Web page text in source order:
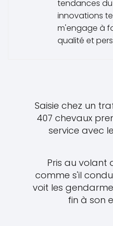
tendances
innovations
m'engage à
qualité et
Saisie chez un
407 chevaux
service avec
Pris au volant
comme s'il
voit les
fin à son